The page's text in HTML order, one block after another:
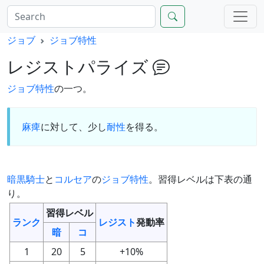
ジョブ ジョブ特性
レジストパライズ
ジョブ特性の一つ。
麻痺に対して、少し耐性を得る。
暗黒騎士と コルセアのジョブ特性。習得レベルは下表の通
り。
ランク
習得レベル
レジスト発動率
暗
コ
1
20 5 +10%